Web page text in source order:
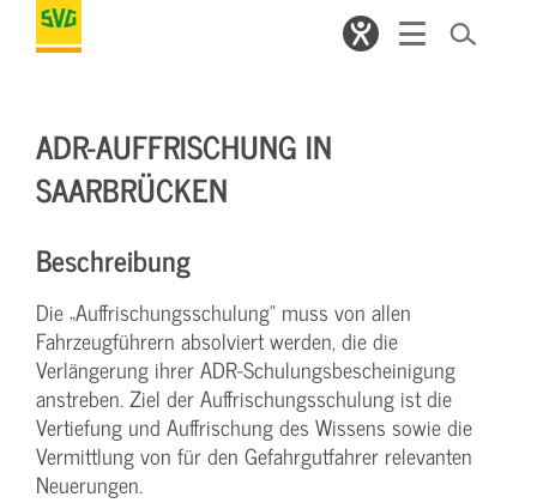
ADR-AUFFRISCHUNG IN
SAARBRÜCKEN
Beschreibung
Die „Auffrischungsschulung“ muss von allen
Fahrzeugführern absolviert werden, die die
Verlängerung ihrer ADR-Schulungsbescheinigung
anstreben. Ziel der Auffrischungsschulung ist die
Vertiefung und Auffrischung des Wissens sowie die
Vermittlung von für den Gefahrgutfahrer relevanten
Neuerungen.